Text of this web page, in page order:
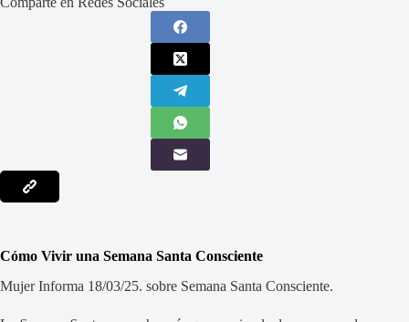
Cómo Vivir una Semana Santa Consciente
Mujer Informa 18/03/25. sobre Semana Santa Consciente.